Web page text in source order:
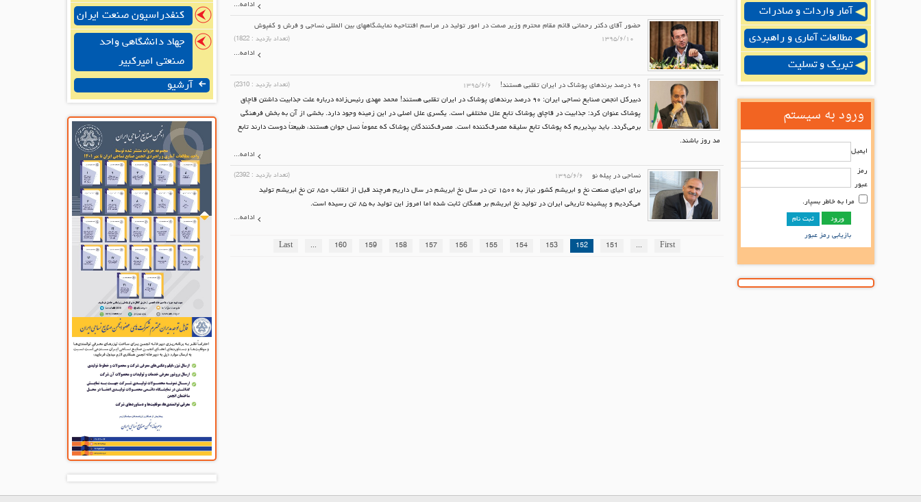
آمار واردات و صادرات
مطالعات آماری و راهبردی
تبریک و تسلیت
ورود به سیستم
ایمیل
رمز
عبور
مرا به خاطر بسپار.
ثبت نام
بازیابی رمز عبور
ادامه...
حضور آقای دکتر رحمانی قائم مقام محترم وزیر صمت در امور تولید در مراسم افتتاحیه نمایشگاههای بین المللی نساجی و فرش و کفپوش
۱۳۹۵/۶/۱۰ (تعداد بازدید : 1822
)
ادامه...
۹۰ درصد برندهای پوشاک در ایران تقلبی هستند! ۱۳۹۵/۶/۶ (تعداد بازدید : 2310
)
دبیرکل انجمن صنایع نساجی ایران: ۹۰ درصد برندهای پوشاک در ایران تقلبی هستند! محمد مهدی رئیس‌زاده درباره علت جذابیت داشتن قاچاق
پوشاک عنوان کرد: جذابیت در قاچاق پوشاک تابع علل مختلفی است. یکسری علل اصلی در این زمینه وجود دارد. بخشی از آن به بخش فرهنگی
برمی‌گردد. باید بپذیریم که پوشاک تابع سلیقه مصرف‌کننده است. مصرف‌کنندگان پوشاک که عموماً نسل جوان هستند، طبیعتاً دوست دارند تابع
مد روز باشند.
ادامه...
نساجی در پیله نو ۱۳۹۵/۶/۶ (تعداد بازدید : 2392
)
برای احیای صنعت نخ و ابریشم کشور نیاز به ۱۵۰۰ تن در سال نخ ابریشم در سال داریم هرچند قبل از انقلاب ۸۵۰ تن نخ ابریشم تولید
می‌کردیم و پیشینه تاریخی ایران در تولید نخ ابریشم بر همگان ثابت شده اما امروز این تولید به ۸۵ تن رسیده است.
ادامه...
First
...
151
152
153
154
155
156
157
158
159
160
...
Last
کنفدراسیون صنعت ایران
جهاد دانشگاهی واحد
صنعتی امیرکبیر
آرشیو